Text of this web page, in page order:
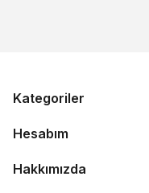
Kategoriler
Hesabım
Hakkımızda